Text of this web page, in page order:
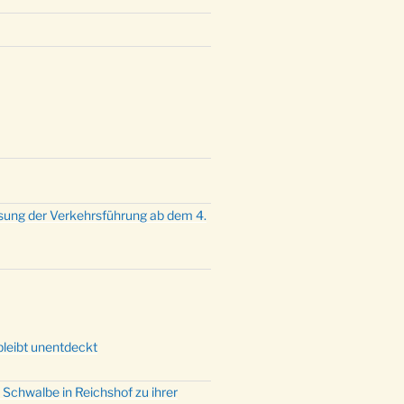
der Verkehrsführung ab dem 4.
unentdeckt
in Reichshof zu ihrer